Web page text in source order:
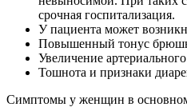
срочная госпитализация.
У пациента может
Повышенный тонус
Увеличение
Тошнота и признаки
Симптомы у женщин в